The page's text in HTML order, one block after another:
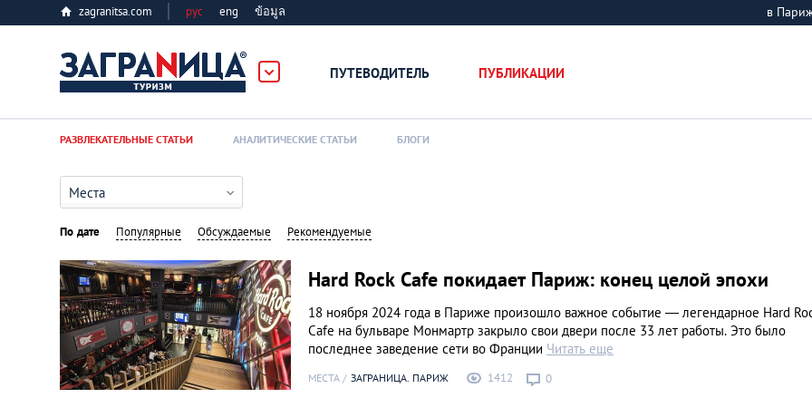
zagranitsa.com рус eng ข้อมูล в
ПУТЕВОДИТЕЛЬ ПУБЛИКАЦИИ
Алматы
Астана
Афины
РАЗВЛЕКАТЕЛЬНЫЕ СТАТЬИ АНАЛИТИЧЕСКИЕ СТАТЬИ БЛОГИ
Места
По дате Популярные Обсуждаемые Рекомендуемые
Hard Rock Cafe покидает Париж: конец целой эпохи
18 ноября 2024 года в Париже произошло важное событие — легендарное Hard
Cafe на бульваре Монмартр закрыло свои двери после 33 лет работы. Это было
последнее заведение сети во Франции Читать еще
МЕСТА ЗАГРАНИЦА. ПАРИЖ 1412 0